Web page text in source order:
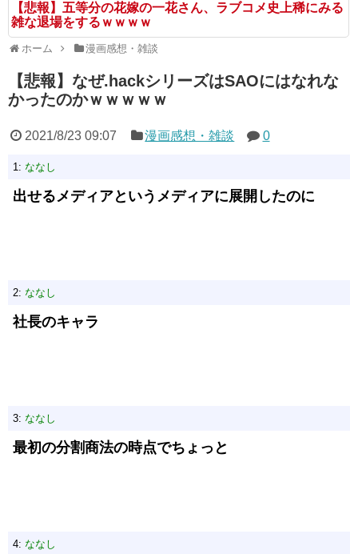
【悲報】五等分の花嫁の一花さん、ラブコメ史上稀にみる
雑な退場をするｗｗｗｗ
ホーム 漫画感想・雑談
【悲報】なぜ.hackシリーズはSAOにはなれな
かったのかｗｗｗｗｗ
2021/8/23 09:07 漫画感想・雑談 0
1: ななし
出せるメディアというメディアに展開したのに
2: ななし
社長のキャラ
3: ななし
最初の分割商法の時点でちょっと
4: ななし